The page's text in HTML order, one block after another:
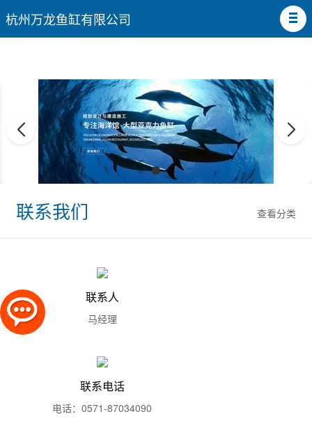
杭州万龙鱼缸有限公司
查看分类
联系我们
联系人
马经理
联系电话
电话：0571-87034090